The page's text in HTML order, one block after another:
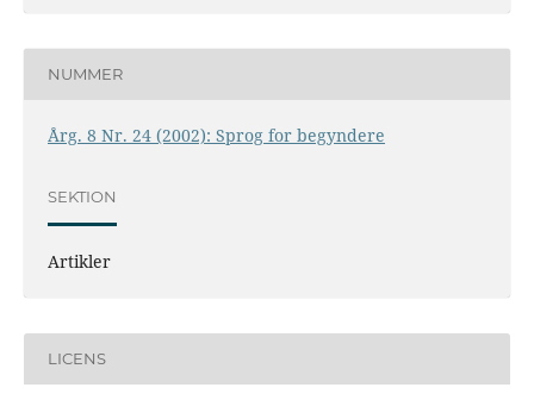
NUMMER
Årg. 8 Nr. 24 (2002): Sprog for begyndere
SEKTION
Artikler
LICENS